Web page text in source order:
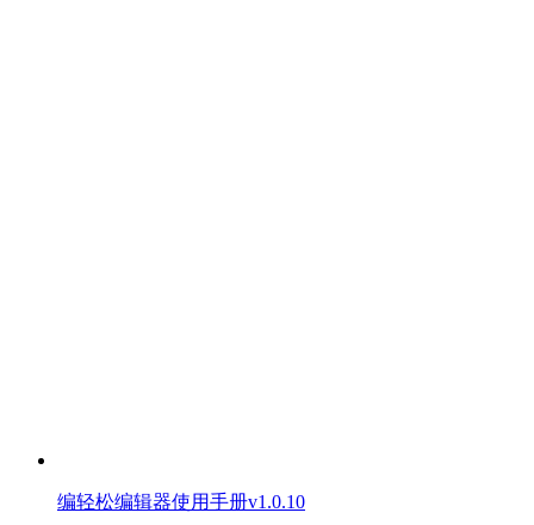
编轻松编辑器使用手册v1.0.10